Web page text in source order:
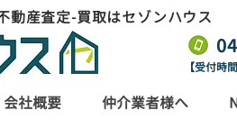
動産査定-買取はセゾンハウス
【受付時
会社概要 仲介業者様へ